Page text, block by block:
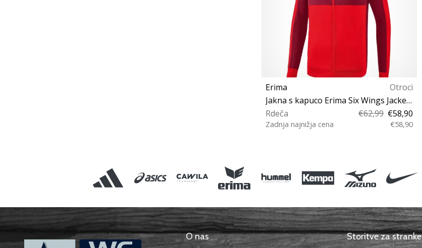
Erima
Otroci
Jakna s kapuco Erima Six Wings Jacket JR
Rdeča
€62,99 €58,90
Zadnja najnižja cena €58,90
O nas Storitve za stranke